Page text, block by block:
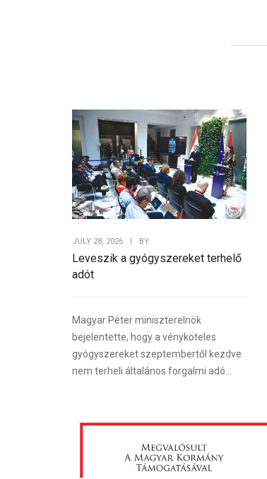
JULY 28, 2026 BY
Leveszik a gyógyszereket terhelő
adót
Magyar Péter miniszterelnök
bejelentette, hogy a vényköteles
gyógyszereket szeptembertől kezdve
nem terheli általános forgalmi adó...